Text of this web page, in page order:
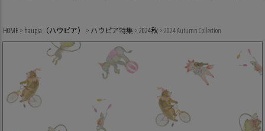
HOME haupia（ハウピア） ハウピア特集 2024秋 2024 Autumn Collection